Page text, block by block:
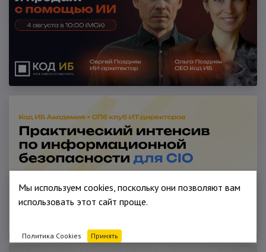
Мы используем cookies, поскольку они позволяют вам
использовать этот сайт проще.
Политика Cookies Принять